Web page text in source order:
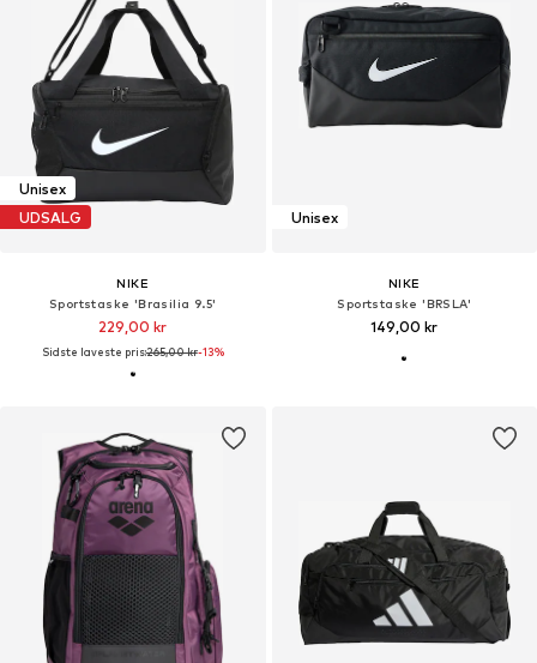
Unisex
UDSALG
NIKE
Sportstaske 'Brasilia 9.5'
229,00 kr
Sidste laveste pris:265,00 kr-13%
Unisex
NIKE
Sportstaske 'BRSLA'
149,00 kr